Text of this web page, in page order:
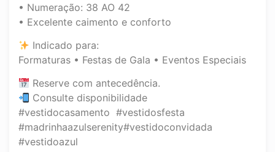
• Numeração: 38 AO 42
• Excelente caimento e conforto
Indicado para:
Formaturas • Festas de Gala • Eventos Especiais
Reserve com antecedência.
Consulte disponibilidade
#vestidocasamento #vestidosfesta
#madrinhaazulserenity#vestidoconvidada
#vestidoazul